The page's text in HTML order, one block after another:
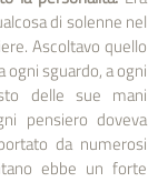
di solenne nel
Ascoltavo quello
sguardo, a ogni
delle sue mani
pensiero doveva
da numerosi
ebbe un forte